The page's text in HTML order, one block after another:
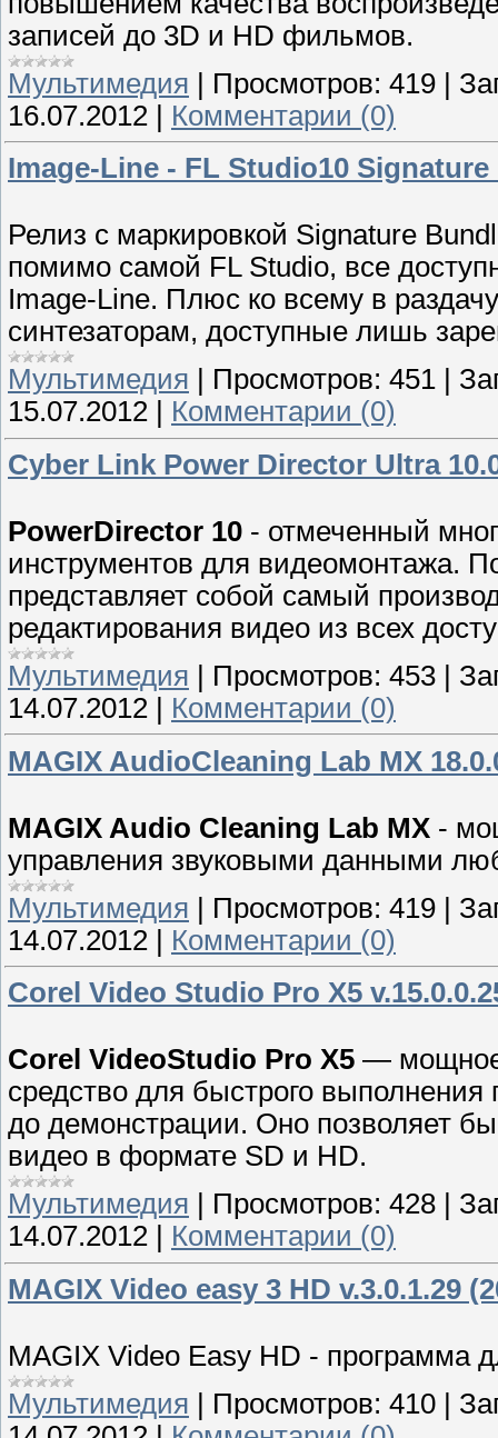
записей до 3D и HD фильмов.
Мультимедия | Просмотров: 419 |
16.07.2012 | Комментарии (0)
Image-Line - FL Studio10 Signature
Релиз с маркировкой Signature
помимо самой FL Studio, все
Image-Line. Плюс ко всему в
синтезаторам, доступные лишь
Мультимедия
Просмотров: 451
15.07.2012
Комментарии (0)
Cyber Link Power Director Ultra
PowerDirector 10 - отмеченный
инструментов для видеомонтажа.
представляет собой самый
редактирования видео из всех
Мультимедия
Просмотров: 453
14.07.2012
Комментарии (0)
MAGIX AudioCleaning Lab MX
MAGIX Audio Cleaning Lab MX -
управления звуковыми данными
Мультимедия | Просмотров: 419 |
14.07.2012 | Комментарии (0)
Corel Video Studio Pro X5
Corel VideoStudio Pro X5 —
средство для быстрого выполнения
до демонстрации. Оно позволяет
видео в формате SD и HD.
Мультимедия
Просмотров: 428
14.07.2012
Комментарии (0)
MAGIX Video easy 3 HD v.3.0.1.29
MAGIX Video Easy HD - программа
Мультимедия
Просмотров: 410